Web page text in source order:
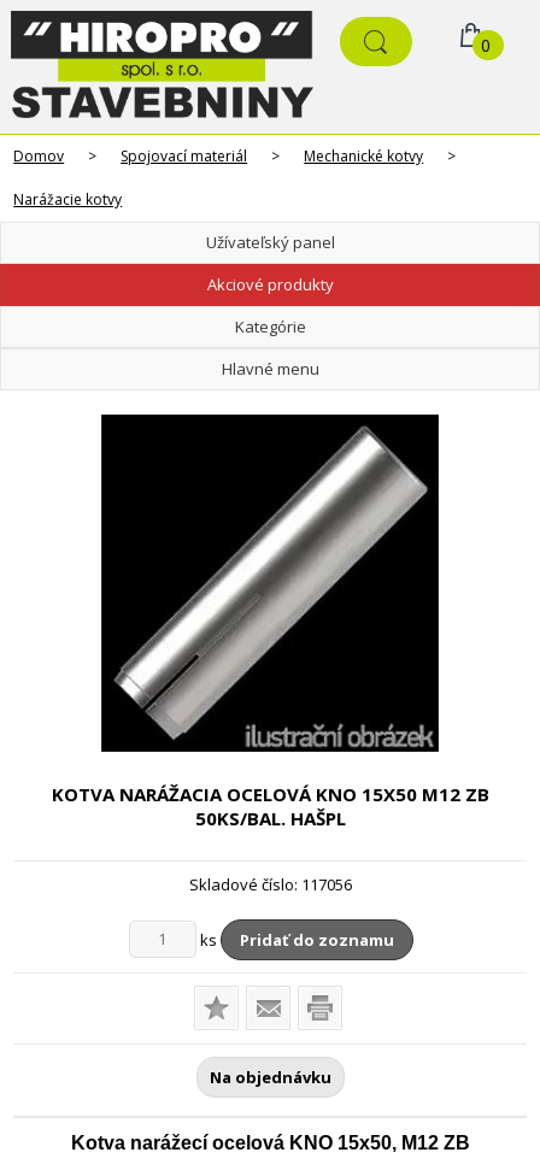
0
Domov > Spojovací materiál > Mechanické kotvy >
Narážacie kotvy
Užívateľský panel
Akciové produkty
Kategórie
Hlavné menu
KOTVA NARÁŽACIA OCELOVÁ KNO 15X50 M12 ZB
50KS/BAL. HAŠPL
Skladové číslo: 117056
ks Pridať do zoznamu
Na objednávku
Kotva narážecí ocelová KNO 15x50, M12 ZB